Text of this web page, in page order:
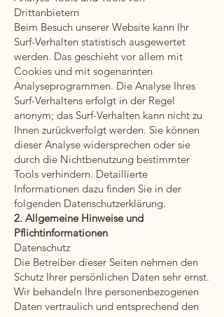
Drittanbietern
Beim Besuch unserer Website kann Ihr
Surf-Verhalten statistisch ausgewertet
werden. Das geschieht vor allem mit
Cookies und mit sogenannten
Analyseprogrammen. Die Analyse Ihres
Surf-Verhaltens erfolgt in der Regel
anonym; das Surf-Verhalten kann nicht zu
Ihnen zurückverfolgt werden. Sie können
dieser Analyse widersprechen oder sie
durch die Nichtbenutzung bestimmter
Tools verhindern. Detaillierte
Informationen dazu finden Sie in der
folgenden Datenschutzerklärung.
2. Allgemeine Hinweise und
Pflichtinformationen
Datenschutz
Die Betreiber dieser Seiten nehmen den
Schutz Ihrer persönlichen Daten sehr ernst.
Wir behandeln Ihre personenbezogenen
Daten vertraulich und entsprechend den